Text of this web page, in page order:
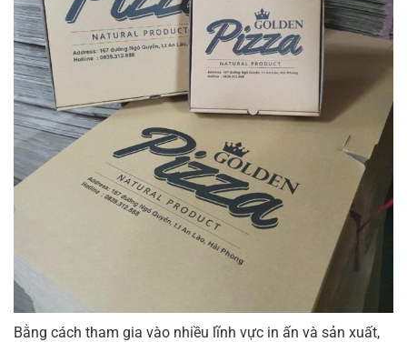
Bằng cách tham gia vào nhiều lĩnh vực in ấn và sản xuất,